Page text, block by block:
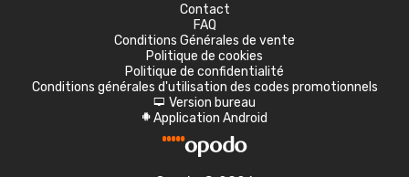
Contact
FAQ
Conditions Générales de vente
Politique de cookies
Politique de confidentialité
Conditions générales d'utilisation des codes promotionnels
d Version bureau
A Application Android